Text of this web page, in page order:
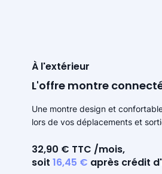
À l'extérieur
L'offre montre
Une montre design et
lors de vos déplacements et
32,90 € TTC /mois,
soit 16,45 € après crédit